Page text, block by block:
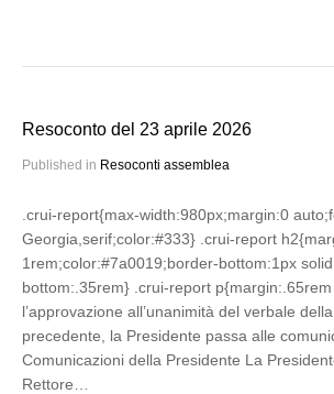
Resoconto del 23 aprile 2026
Published in Resoconti assemblea
.crui-report{max-width:980px;margin:0
Georgia,serif;color:#333} .crui-report
1rem;color:#7a0019;border-bottom:1px
bottom:.35rem} .crui-report
l’approvazione all’unanimità del verbale
precedente, la Presidente passa alle
Comunicazioni della Presidente La
Rettore…